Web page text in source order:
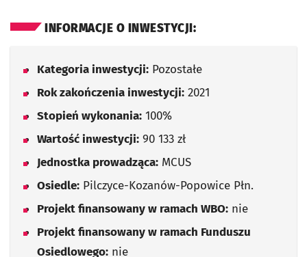
INFORMACJE O INWESTYCJI:
Kategoria inwestycji: Pozostałe
Rok zakończenia inwestycji: 2021
Stopień wykonania: 100%
Wartość inwestycji: 90 133 zł
Jednostka prowadząca: MCUS
Osiedle: Pilczyce-Kozanów-Popowice Płn.
Projekt finansowany w ramach WBO: nie
Projekt finansowany w ramach Funduszu
Osiedlowego: nie